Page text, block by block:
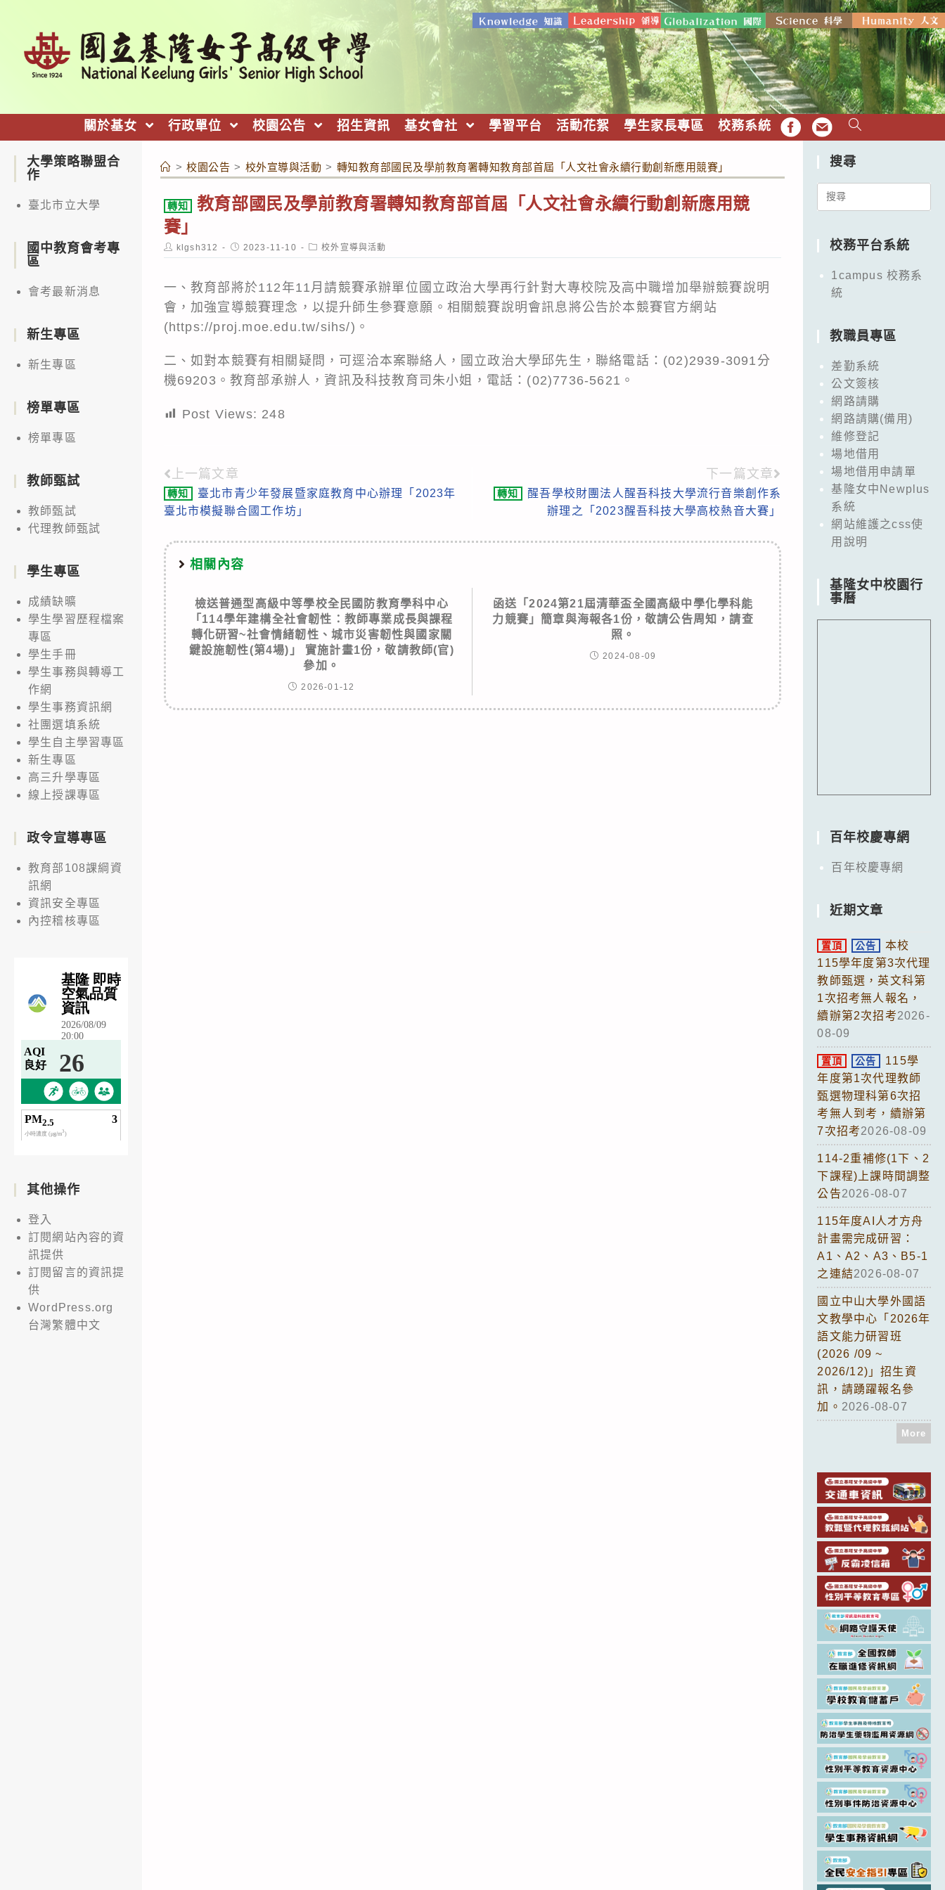
關於基女 行政單位 校園公告 招生資訊 基女會社 學習平台 活動花絮 學生家長專區 校務系統 FB EMAIL
> 校園公告 > 校外宣導與活動 > 轉知教育部國民及學前教育署轉知教育部首屆「人文社會永續行動創新應用競賽」
轉知
教育部國民及學前教育署轉知教育部首屆「人文社會永續行動創新應用競
賽」
Post
author:
klgsh312
Post
published:
2023-11-10
Post
category:
校外宣導與活動
一、教育部將於112年11月請競賽承辦單位國立政治大學再行針對大專校院及高中職增加舉辦競賽說明
會，加強宣導競賽理念，以提升師生參賽意願。相關競賽說明會訊息將公告於本競賽官方網站
(https://proj.moe.edu.tw/sihs/)。
二、如對本競賽有相關疑問，可逕洽本案聯絡人，國立政治大學邱先生，聯絡電話：(02)2939-3091分
機69203。教育部承辦人，資訊及科技教育司朱小姐，電話：(02)7736-5621。
Post Views: 248
Read
more
上一篇文章
轉知
臺北市青少年發展暨家庭教育中心辦理「2023年
臺北市模擬聯合國工作坊」
下一篇文章
轉知
醒吾學校財團法人醒吾科技大學流行音樂創作系
辦理之「2023醒吾科技大學高校熱音大賽」
相關內容
檢送普通型高級中等學校全民國防教育學科中心
「114學年建構全社會韌性：教師專業成長與課程
轉化研習~社會情緒韌性、城市災害韌性與國家關
鍵設施韌性(第4場)」 實施計畫1份，敬請教師(官)
參加。
2026-01-12
函送「2024第21屆清華盃全國高級中學化學科能
力競賽」簡章與海報各1份，敬請公告周知，請查
照。
2024-08-09
大學策略聯盟合
作
臺北市立大學
國中教育會考專
區
會考最新消息
新生專區
新生專區
榜單專區
榜單專區
教師甄試
教師甄試
代理教師甄試
學生專區
成績缺曠
學生學習歷程檔案
專區
學生手冊
學生事務與轉導工
作網
學生事務資訊網
社團選填系統
學生自主學習專區
新生專區
高三升學專區
線上授課專區
政令宣導專區
教育部108課綱資
訊網
資訊安全專區
內控稽核專區
其他操作
登入
訂閱網站內容的資
訊提供
訂閱留言的資訊提
供
WordPress.org
台灣繁體中文
搜尋
Search
校務平台系統
1campus 校務系
統
教職員專區
差勤系統
公文簽核
網路請購
網路請購(備用)
維修登記
場地借用
場地借用申請單
基隆女中Newplus
系統
網站維護之css使
用說明
基隆女中校園行
事曆
百年校慶專網
百年校慶專網
近期文章
置頂 公告
本校
115學年度第3次代理
教師甄選，英文科第
1次招考無人報名，
續辦第2次招考2026-
08-09
置頂 公告
115學
年度第1次代理教師
甄選物理科第6次招
考無人到考，續辦第
7次招考2026-08-09
114-2重補修(1下、2
下課程)上課時間調整
公告2026-08-07
115年度AI人才方舟
計畫需完成研習：
A1、A2、A3、B5-1
之連結2026-08-07
國立中山大學外國語
文教學中心「2026年
語文能力研習班
(2026 /09 ~
2026/12)」招生資
訊，請踴躍報名參
加。 2026-08-07
More